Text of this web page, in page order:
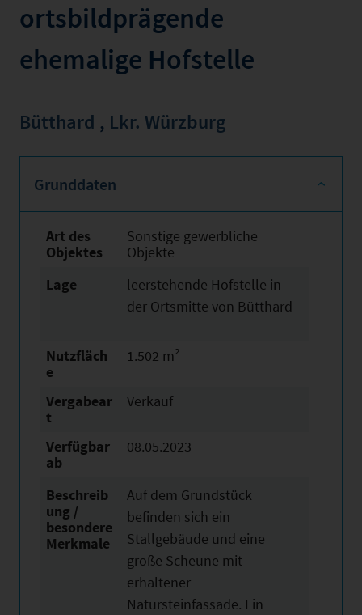
ortsbildprägende
ehemalige Hofstelle
Bütthard , Lkr. Würzburg
Grunddaten
Art des
Objektes
Sonstige gewerbliche
Objekte
Lage
leerstehende Hofstelle in
der Ortsmitte von Bütthard
Nutzfläch
e
1.502 m²
Vergabear
t
Verkauf
Verfügbar
ab
08.05.2023
Beschreib
ung /
besondere
Merkmale
Auf dem Grundstück
befinden sich ein
Stallgebäude und eine
große Scheune mit
erhaltener
Natursteinfassade. Ein